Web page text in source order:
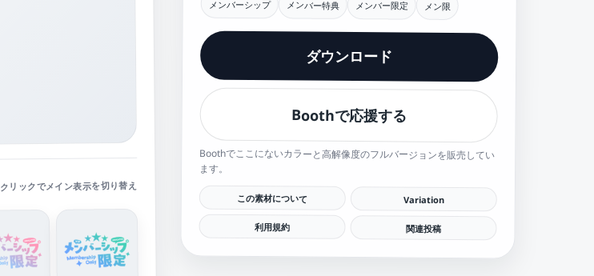
クリックでメイン表示を切り替え
メンバーシップ メンバー特典 メンバー限定 メン限
ダウンロード
Boothで応援する
Boothでここにないカラーと高解像度のフルバージョンを販売してい
ます。
この素材について Variation
利用規約 関連投稿